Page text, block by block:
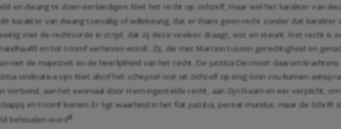
en dwang te doen eerbiedigen. Niet het recht op zichzelf, maar wel het karakter van
karakter van dwang toevallig of willekeurig, dat er thans geen recht zonder dat karakter
met de rechtsorde in strijd, dat zij deze veeleer draagt, eist en steunt. Het recht is
en tot triomf verheven wordt. Zij, die met Marcion tussen gerechtigheid en
niet de majesteit en de heerlijkheid van het recht. De justitia Dei moet daarom
vindicativa zijn. Niet alsof het schepsel ooit uit zichzelf op enig loon zou kunnen
Verbond, aan het eenmaal door Hem ingestelde recht, aan Zijn Naam en eer verplicht,
en triomf komen. Er ligt waarheid in het fiat justitia, pereat mundus; maar de
behouden word8